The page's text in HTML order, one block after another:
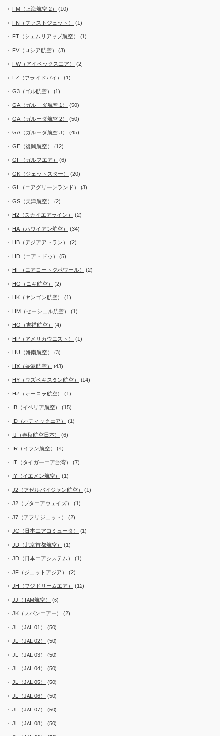
FM（上海航空 2） (10)
FN（ファストジェット） (1)
FT（シェムリアップ航空） (1)
FV（ロシア航空） (3)
FW（アイベックスエア） (2)
FZ（フライドバイ） (1)
G3（ゴル航空） (1)
GA（ガルーダ航空 1） (50)
GA（ガルーダ航空 2） (50)
GA（ガルーダ航空 3） (45)
GE（復興航空） (12)
GF（ガルフエア） (6)
GK（ジェットスター） (20)
GL（エアグリーンランド） (3)
GS（天津航空） (2)
H2（スカイエアライン） (2)
HA（ハワイアン航空） (34)
HB（アジアアトラン） (2)
HD（エア・ドゥ） (5)
HF（エアコートジボワール） (2)
HG（ニキ航空） (2)
HK（ヤンゴン航空） (1)
HM（セーシェル航空） (1)
HO（吉祥航空） (4)
HP（アメリカウエスト） (1)
HU（海南航空） (3)
HX（香港航空） (43)
HY（ウズベキスタン航空） (14)
HZ（オーロラ航空） (1)
IB（イベリア航空） (15)
ID（バティックエア） (1)
IJ（春秋航空日本） (6)
IR（イラン航空） (4)
IT（タイガーエア台湾） (7)
IY（イエメン航空） (1)
J2（アゼルバイジャン航空） (1)
J2（ブタエアウェイズ） (1)
J7（アフリジェット） (2)
JC（日本エアコミュータ） (1)
JD（北京首都航空） (1)
JD（日本エアシステム） (1)
JF（ジェットアジア） (2)
JH（フジドリームエア） (12)
JJ（TAM航空） (6)
JK（スパンエアー） (2)
JL（JAL 01） (50)
JL（JAL 02） (50)
JL（JAL 03） (50)
JL（JAL 04） (50)
JL（JAL 05） (50)
JL（JAL 06） (50)
JL（JAL 07） (50)
JL（JAL 08） (50)